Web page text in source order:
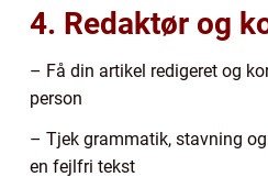
4. Redaktør og
– Få din artikel redigeret og
person
– Tjek grammatik, stavning
en fejlfri tekst